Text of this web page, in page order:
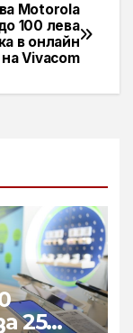
Motorola
100 лева
в онлайн
Vivacom
25